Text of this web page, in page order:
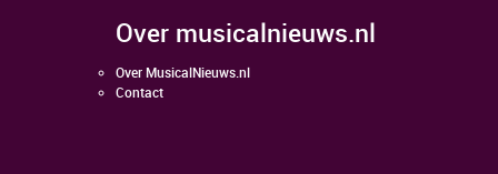
over musicalnieuws.nl
Over MusicalNieuws.nl
Contact